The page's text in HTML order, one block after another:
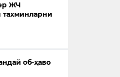
ЖЧ
тахминларни
об-ҳаво